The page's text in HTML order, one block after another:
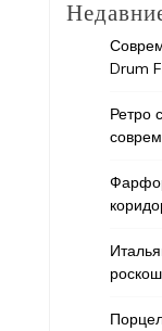
Drum
Ретро